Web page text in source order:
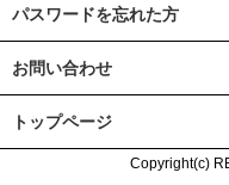
パスワードを忘れた方
お問い合わせ
トップページ
Copyright(c)